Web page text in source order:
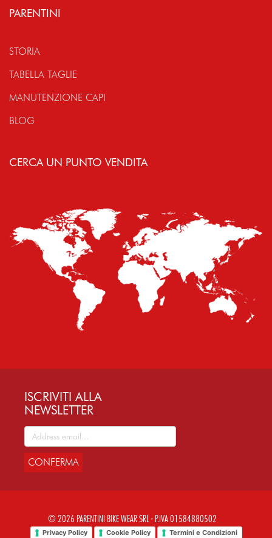
PARENTINI
STORIA
TABELLA TAGLIE
MANUTENZIONE CAPI
BLOG
CERCA UN PUNTO VENDITA
ISCRIVITI ALLA
NEWSLETTER
CONFERMA
© 2026 PARENTINI BIKE WEAR SRL - P.IVA 01584880502
Privacy Policy Cookie Policy Termini e Condizioni